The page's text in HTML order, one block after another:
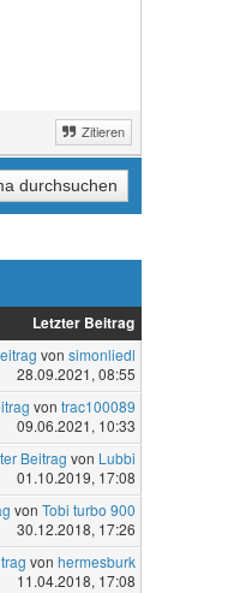
Zitieren
Letzter Beitrag
von simonliedl
28.09.2021, 08:55
von trac100089
09.06.2021, 10:33
Beitrag von Lubbi
01.10.2019, 17:08
von Tobi turbo 900
30.12.2018, 17:26
von hermesburk
11.04.2018, 17:08